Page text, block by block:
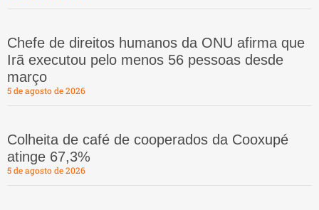
Chefe de direitos humanos da ONU afirma que
Irã executou pelo menos 56 pessoas desde
março
5 de agosto de 2026
Colheita de café de cooperados da Cooxupé
atinge 67,3%
5 de agosto de 2026